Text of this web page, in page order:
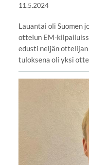
11.5.2024
Lauantai oli Suomen
ottelun EM-
edusti neljän
tuloksena oli yksi